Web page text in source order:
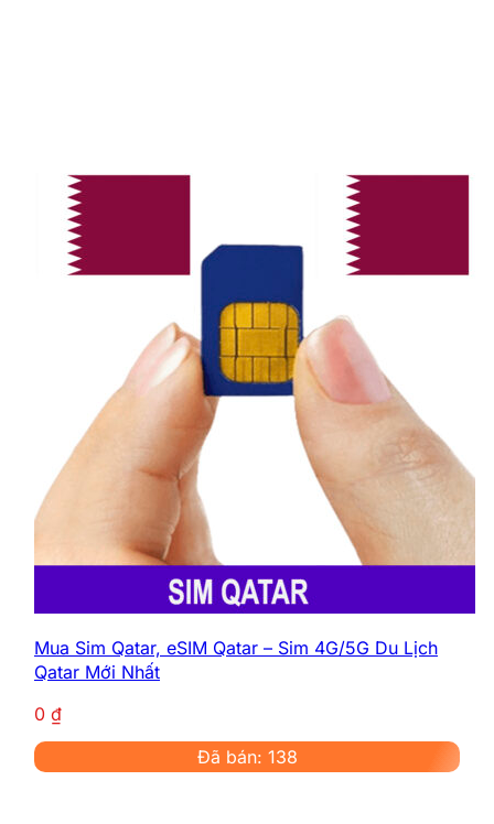
Mua Sim Qatar, eSIM Qatar – Sim 4G/5G Du Lịch
Qatar Mới Nhất
0 ₫
Đã bán: 138